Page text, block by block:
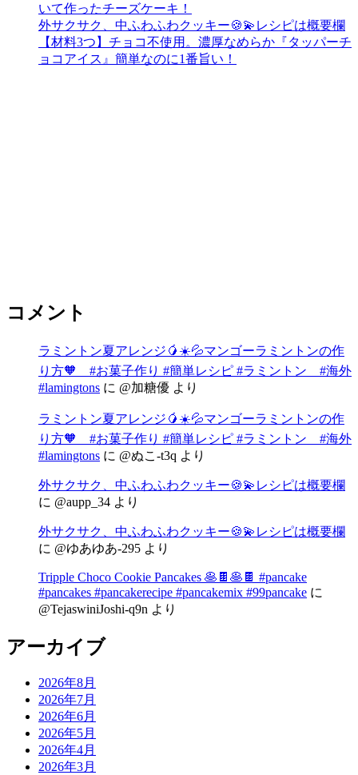
いて作ったチーズケーキ！
外サクサク、中ふわふわクッキー🍪💫レシピは概要欄
【材料3つ】チョコ不使用。濃厚なめらか『タッパーチ
ョコアイス』簡単なのに1番旨い！
コメント
ラミントン夏アレンジ🥭☀️💦マンゴーラミントンの作
り方🧡 #お菓子作り #簡単レシピ #ラミントン #海外
#lamingtons に @加糖優 より
ラミントン夏アレンジ🥭☀️💦マンゴーラミントンの作
り方🧡 #お菓子作り #簡単レシピ #ラミントン #海外
#lamingtons に @ぬこ-t3q より
外サクサク、中ふわふわクッキー🍪💫レシピは概要欄
に @aupp_34 より
外サクサク、中ふわふわクッキー🍪💫レシピは概要欄
に @ゆあゆあ-295 より
Tripple Choco Cookie Pancakes 🥞🍫🥞🍫 #pancake
#pancakes #pancakerecipe #pancakemix #99pancake に
@TejaswiniJoshi-q9n より
アーカイブ
2026年8月
2026年7月
2026年6月
2026年5月
2026年4月
2026年3月